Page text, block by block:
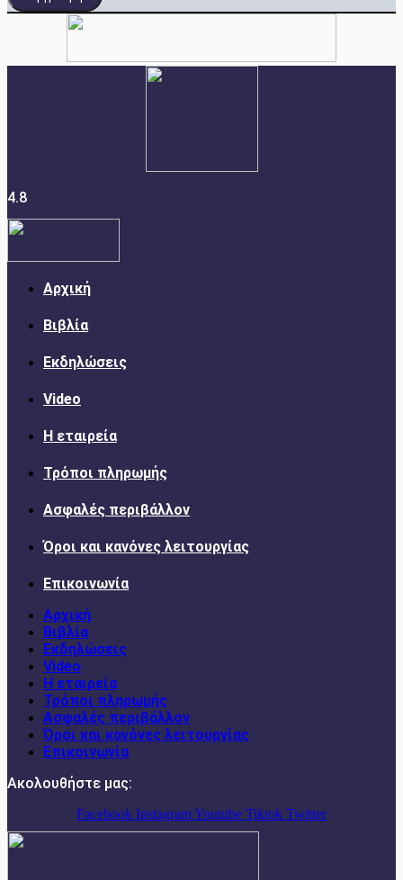
4.8
Αρχική
Βιβλία
Εκδηλώσεις
Video
Η εταιρεία
Τρόποι πληρωμής
Ασφαλές περιβάλλον
Όροι και κανόνες λειτουργίας
Επικοινωνία
Αρχική
Βιβλία
Εκδηλώσεις
Video
Η εταιρεία
Τρόποι πληρωμής
Ασφαλές περιβάλλον
Όροι και κανόνες λειτουργίας
Επικοινωνία
Ακολουθήστε μας:
Facebook InstagramYoutube Tiktok Twitter